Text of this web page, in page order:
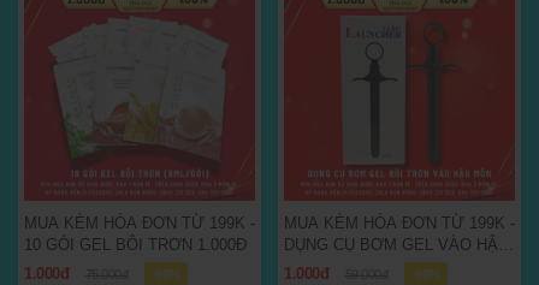
MUA KÈM HÓA ĐƠN TỪ 199K -
10 GÓI GEL BÔI TRƠN 1.000Đ
1.000đ
-98%
MUA KÈM HÓA ĐƠN TỪ 199K -
DỤNG CỤ BƠM GEL VÀO HẬU
MÔN 1.000Đ
1.000đ -98%